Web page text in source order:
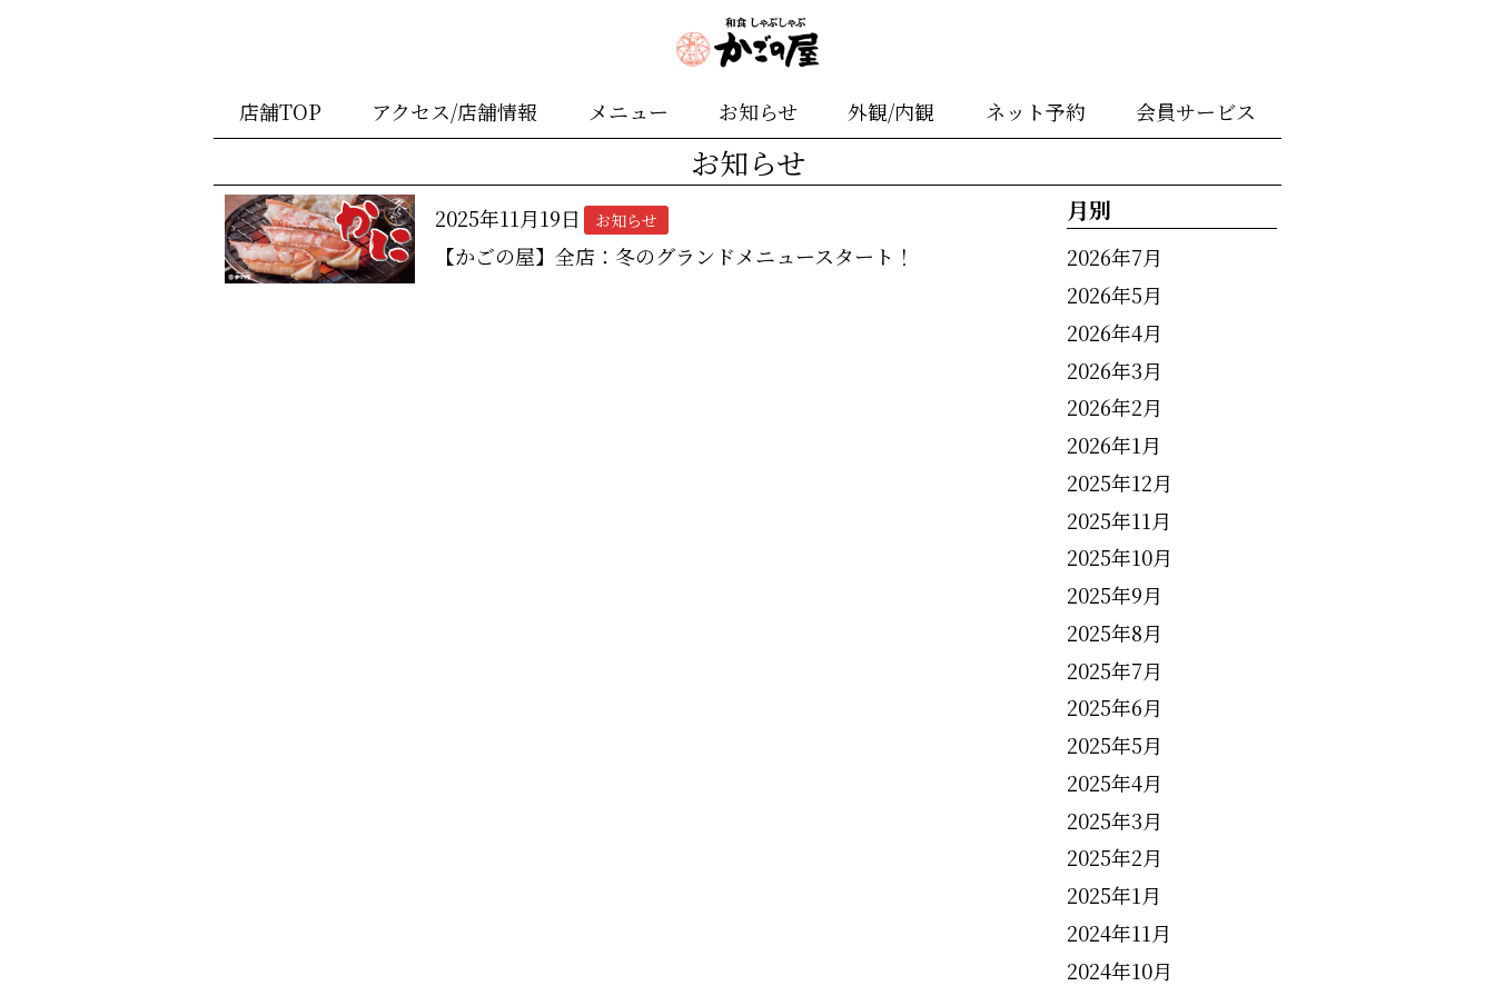
店舗TOP アクセス/店舗情報 メニュー お知らせ 外観/内観 ネット予約 会員サービス
お知らせ
2025年11月19日 お知らせ
【かごの屋】全店：冬のグランドメニュースタート！
月別
2026年7月
2026年5月
2026年4月
2026年3月
2026年2月
2026年1月
2025年12月
2025年11月
2025年10月
2025年9月
2025年8月
2025年7月
2025年6月
2025年5月
2025年4月
2025年3月
2025年2月
2025年1月
2024年11月
2024年10月